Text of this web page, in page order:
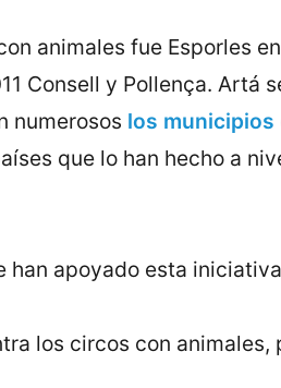
animales fue Esporles
Consell y Pollença.
numerosos los municipios
que lo han hecho a
han apoyado esta
los circos con